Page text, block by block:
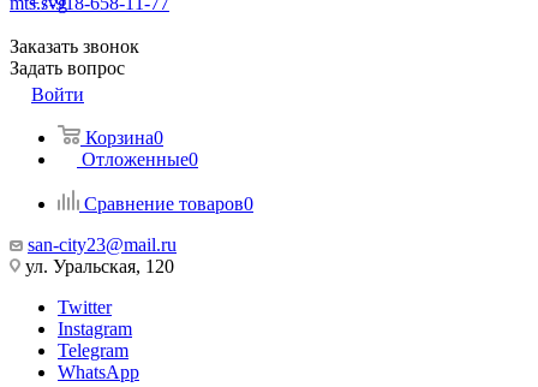
Заказать звонок
Задать вопрос
Войти
Корзина0
Отложенные0
Сравнение товаров0
san-city23@mail.ru
ул. Уральская, 120
Twitter
Instagram
Telegram
WhatsApp